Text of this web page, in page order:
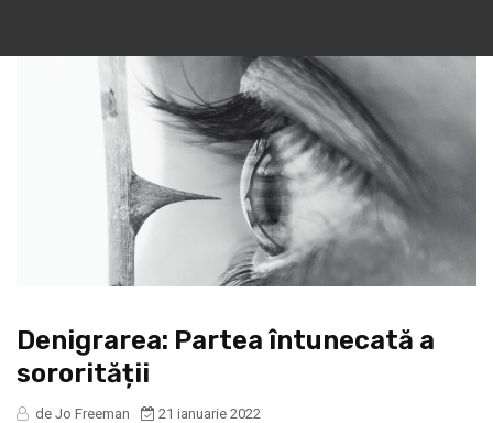
Denigrarea: Partea întunecată a
sororității
de Jo Freeman
21 ianuarie 2022